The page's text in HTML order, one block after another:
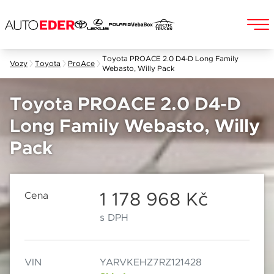
Vozy Toyota ProAce
Toyota PROACE 2.0 D4-D Long Family
Webasto, Willy Pack
Toyota PROACE 2.0 D4-D
Long Family Webasto, Willy
Pack
Cena 1 178 968 Kč
s DPH
VIN YARVKEHZ7RZ121428
Chebská 392/116B
Po–Pá: 8:00–18:00
So: 8:00–12:00
Datum
Jméno a příjmení
E-mail
Telefon
Popis